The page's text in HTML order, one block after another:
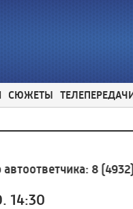
СЮЖЕТЫ
8 (4932)
14:30